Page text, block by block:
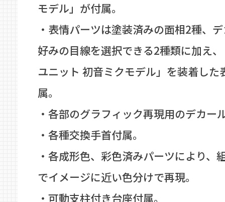
モデル」が付属。
・表情パーツは塗装済みの面相2種、
好みの目線を選択できる2種類に加え
ユニット 初音ミクモデル」を装着した
属。
・各部のグラフィック再現用のデカー
・各種交換手首付属。
・各成形色、彩色済みパーツにより、
でイメージに近い色分けで再現。
・可動支柱付き台座付属。